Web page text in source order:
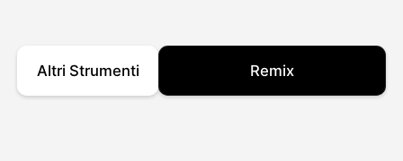
Altri Strumenti Remix